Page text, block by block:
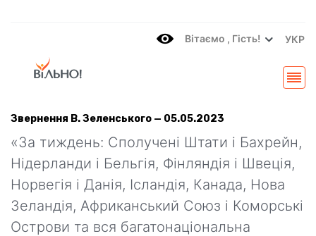
Вітаємo , Гість! УКР
Звернення В. Зеленського — 05.05.2023
«За тиждень: Сполучені Штати і Бахрейн,
Нідерланди і Бельгія, Фінляндія і Швеція,
Норвегія і Данія, Ісландія, Канада, Нова
Зеландія, Африканський Союз і Коморські
Острови та вся багатонаціональна